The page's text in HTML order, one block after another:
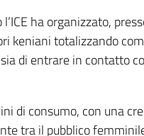
ha organizzato,
keniani totalizzando
di entrare in contatto
di consumo, con una
tra il pubblico